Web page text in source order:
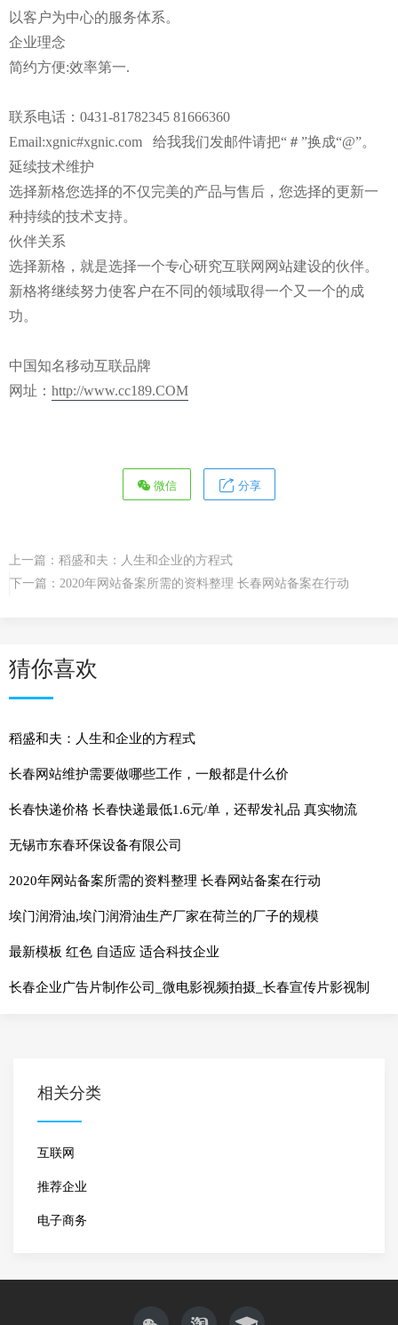
以客户为中心的服务体系。
企业理念
简约方便:效率第一.
联系电话：0431-81782345 81666360
Email:xgnic#xgnic.com 给我我们发邮件请把“＃”换成“@”。
延续技术维护
选择新格您选择的不仅完美的产品与售后，您选择的更新一
种持续的技术支持。
伙伴关系
选择新格，就是选择一个专心研究互联网网站建设的伙伴。
新格将继续努力使客户在不同的领域取得一个又一个的成
功。
中国知名移动互联品牌
网址： http://www.cc189.COM
微信 分享
上一篇： 稻盛和夫：人生和企业的方程式
下一篇： 2020年网站备案所需的资料整理 长春网站备案在行动
猜你喜欢
稻盛和夫：人生和企业的方程式
长春网站维护需要做哪些工作，一般都是什么价
长春快递价格 长春快递最低1.6元/单，还帮发礼品 真实物流
无锡市东春环保设备有限公司
2020年网站备案所需的资料整理 长春网站备案在行动
埃门润滑油,埃门润滑油生产厂家在荷兰的厂子的规模
最新模板 红色 自适应 适合科技企业
长春企业广告片制作公司_微电影视频拍摄_长春宣传片影视制
相关分类
互联网
推荐企业
电子商务